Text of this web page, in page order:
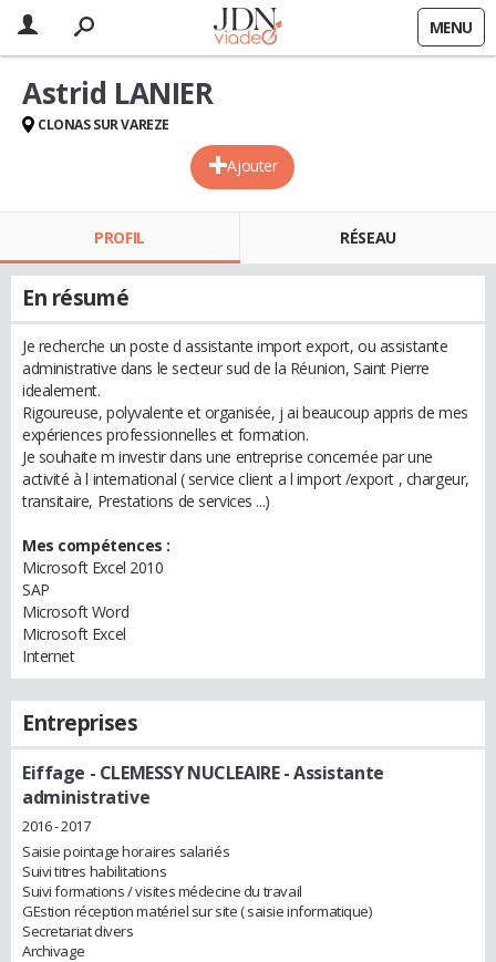
MENU
Ajouter
Astrid LANIER
CLONAS SUR VAREZE
PROFIL RÉSEAU
En résumé
Je recherche un poste d assistante import export, ou assistante
administrative dans le secteur sud de la Réunion, Saint Pierre
idealement.
Rigoureuse, polyvalente et organisée, j ai beaucoup appris de mes
expériences professionnelles et formation.
Je souhaite m investir dans une entreprise concernée par une
activité à l international ( service client a l import /export , chargeur,
transitaire, Prestations de services ...)
Mes compétences :
Microsoft Excel 2010
SAP
Microsoft Word
Microsoft Excel
Internet
Entreprises
Eiffage - CLEMESSY NUCLEAIRE- Assistante
administrative
2016 - 2017
Saisie pointage horaires salariés
Suivi titres habilitations
Suivi formations / visites médecine du travail
GEstion réception matériel sur site ( saisie informatique)
Secretariat divers
Archivage